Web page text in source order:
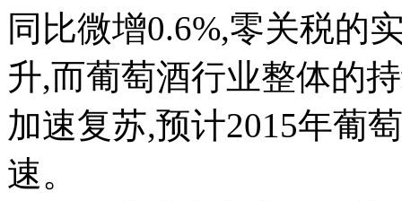
同比微增0.6%,零关税的
升,而葡萄酒行业整体的
加速复苏,预计2015年葡
速。